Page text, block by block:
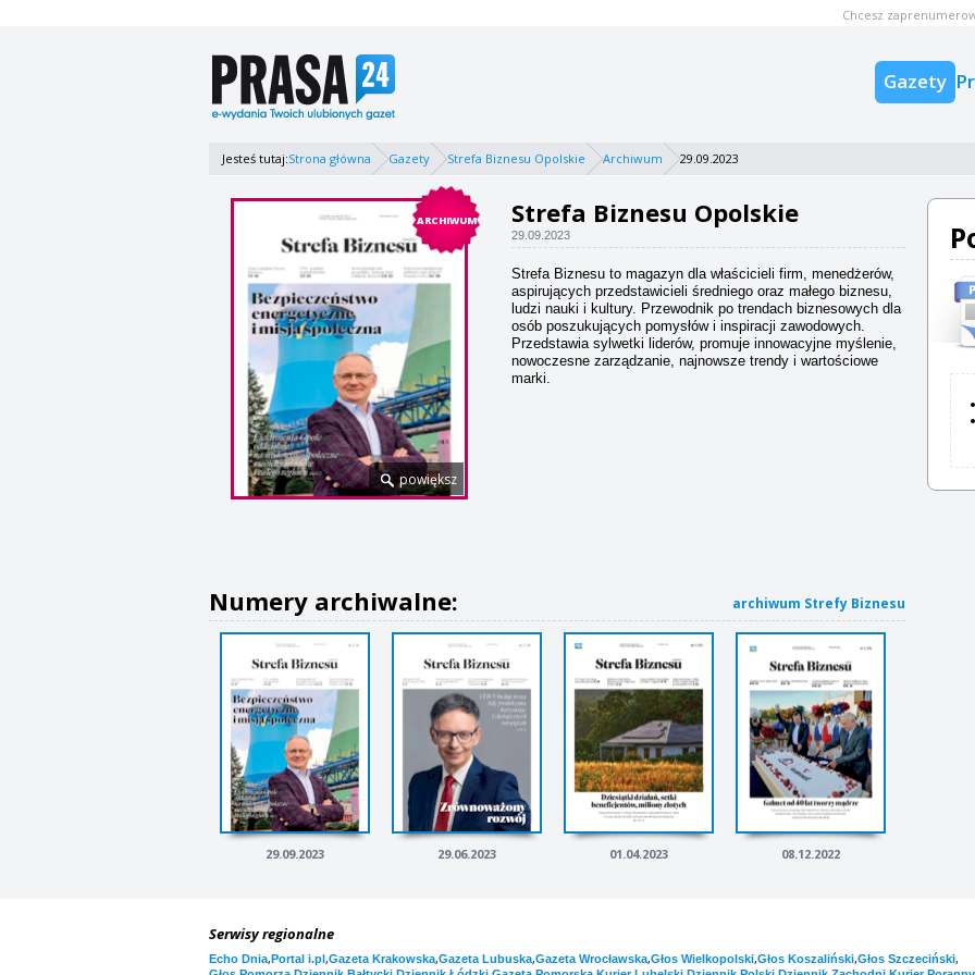
Gazety
Chcesz
Jesteś tutaj:Strona główna Gazety Strefa Biznesu Opolskie Archiwum 29.09.2023
ARCHIWUM
powiększ
Strefa Biznesu Opolskie
29.09.2023
Strefa Biznesu to magazyn dla właścicieli firm, menedżerów,
aspirujących przedstawicieli średniego oraz małego biznesu,
ludzi nauki i kultury. Przewodnik po trendach biznesowych dla
osób poszukujących pomysłów i inspiracji zawodowych.
Przedstawia sylwetki liderów, promuje innowacyjne myślenie,
nowoczesne zarządzanie, najnowsze trendy i wartościowe
marki.
Numery archiwalne: archiwum Strefy Biznesu
29.09.2023 29.06.2023 01.04.2023 08.12.2022
Serwisy regionalne
Echo Dnia,Portal i.pl,Gazeta Krakowska,Gazeta Lubuska,Gazeta Wrocławska,Głos Wielkopolski,Głos Koszaliński,Głos Szczeciński,